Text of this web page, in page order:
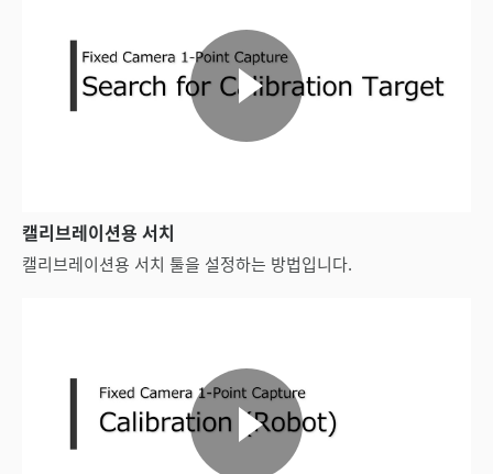
캘리브레이션용 서치
캘리브레이션용 서치 툴을 설정하는 방법입니다.